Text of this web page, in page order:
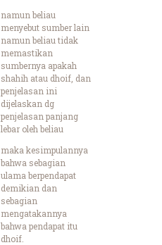
namun beliau
menyebut sumber lain
namun beliau tidak
memastikan
sumbernya apakah
shahih atau dhoif, dan
penjelasan ini
dijelaskan dg
penjelasan panjang
lebar oleh beliau
maka kesimpulannya
bahwa sebagian
ulama berpendapat
demikian dan
sebagian
mengatakannya
bahwa pendapat itu
dhoif.